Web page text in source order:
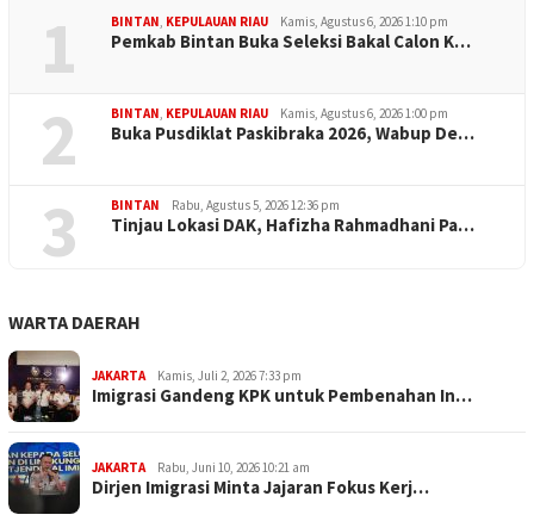
1 BINTAN KEPULAUAN RIAU Kamis, Agustus 6, 2026 1:10 pm
Pemkab Bintan Buka Seleksi Bakal Calon K…
2 BINTAN KEPULAUAN RIAU Kamis, Agustus 6, 2026 1:00 pm
Buka Pusdiklat Paskibraka 2026, Wabup De…
3 BINTAN Rabu, Agustus 5, 2026 12:36 pm
Tinjau Lokasi DAK, Hafizha Rahmadhani Pa…
WARTA DAERAH
JAKARTA Kamis, Juli 2, 2026 7:33 pm
Imigrasi Gandeng KPK untuk Pembenahan In…
JAKARTA Rabu, Juni 10, 2026 10:21 am
Dirjen Imigrasi Minta Jajaran Fokus Kerj…